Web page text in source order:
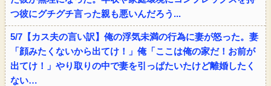
つ彼にグチグチ言った親も悪いんだろう...
5/7【カス夫の言い訳】俺の浮気未満の行為に妻が怒った。妻
「顔みたくないから出てけ！」俺「ここは俺の家だ！お前が
出てけ！」やり取りの中で妻を引っぱたいたけど離婚したく
ない…